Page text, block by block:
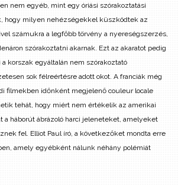
nem egyéb, mint egy óriási szórakoztatási
hogy milyen nehézségekkel küszködtek az
számukra a legfőbb törvény a nyereségszerzés,
szórakoztatni akarnak. Ezt az akaratot pedig
korszak egyáltalán nem szórakoztató
sok félreértésre adott okot. A franciák még
filmekben időnként megjelenő couleur locale
tehát, hogy miért nem értékelik az amerikai
a háborút ábrázoló harci jeleneteket, amelyeket
fel. Elliot Paul író, a következőket mondta erre
amely egyébként nálunk néhány polémiát